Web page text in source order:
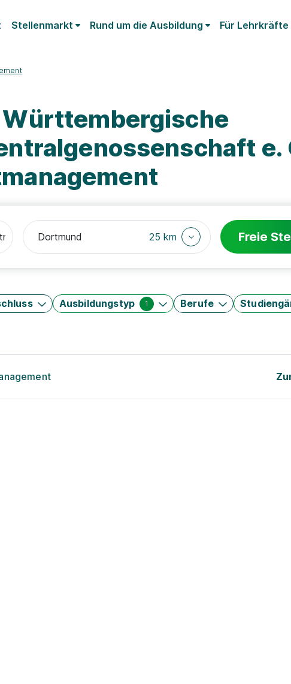
Stellenmarkt Rund um die Ausbildung Für Lehrkräfte
e.
25 km Freie
Ausbildungstyp 1 Berufe